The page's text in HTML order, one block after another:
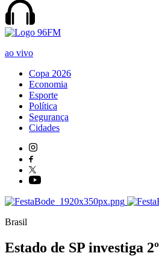
ao vivo
Copa 2026
Economia
Esporte
Política
Segurança
Cidades
Brasil
Estado de SP investiga